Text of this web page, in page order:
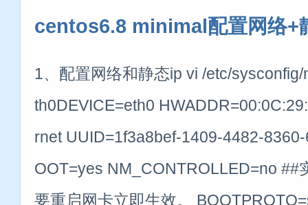
centos6.8 minimal配置网络+
1、配置网络和静态ip vi /etc/
th0DEVICE=eth0
rnet UUID=1f3a8bef-1409-4482-
OOT=yes NM_CONTROLLED=no ##
要重启网卡立即生效。